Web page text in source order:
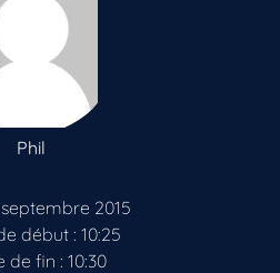
Phil
2015
début : 10:25
de fin : 10:30